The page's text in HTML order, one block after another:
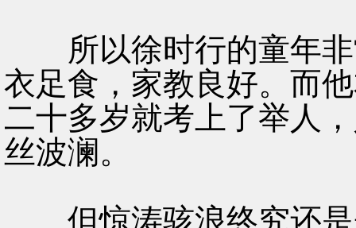
所以徐时行的童年非
衣足食，家教良好。而
二十多岁就考上了举人
丝波澜。
但惊涛骇浪终究还是